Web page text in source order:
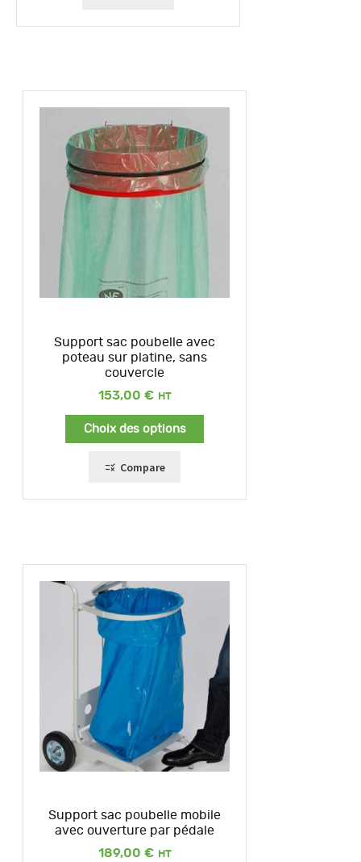
Support sac poubelle avec
poteau sur platine, sans
couvercle
153,00 €
Choix des options
Compare
Support sac poubelle mobile
avec ouverture par pédale
189,00 €